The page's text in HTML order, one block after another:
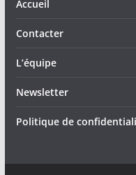
Accueil
Contacter
L’équipe
Newsletter
Politique de